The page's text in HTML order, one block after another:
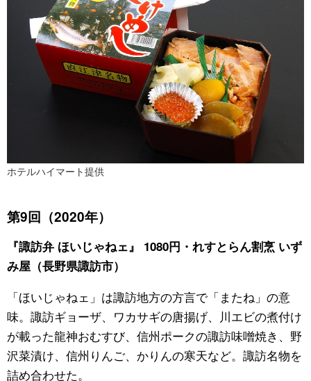
ホテルハイマート提供
第9回（2020年）
『諏訪弁 ほいじゃねェ』 1080円・れすとらん割烹 いず
み屋（長野県諏訪市）
「ほいじゃねェ」は諏訪地方の方言で「またね」の意
味。諏訪ギョーザ、ワカサギの唐揚げ、川エビの煮付け
が載った龍神おむすび、信州ポークの諏訪味噌焼き、野
沢菜漬け、信州りんご、かりんの寒天など。諏訪名物を
詰め合わせた。